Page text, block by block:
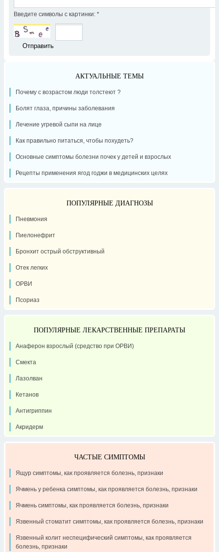
Введите символы с картинки: *
АКТУАЛЬНЫЕ ТЕМЫ
Почему с возрастом люди толстеют ?
Болят глаза, причины заболевания
Лечение угревой сыпи на лице
Как правильно питаться, чтобы похудеть?
Основные симптомы болезни почек у детей и взрослых
Рецепты применения ягод годжи в медицинских целях
ПОПУЛЯРНЫЕ ДИАГНОЗЫ
Пневмония
Пиелонефрит
Бронхит острый обструктивный
Отек легких
ОРВИ
Псориаз
ПОПУЛЯРНЫЕ ЛЕКАРСТВЕННЫЕ ПРЕПАРАТЫ
Анаферон взрослый (средство при ОРВИ)
Смекта
Лазолван
Кетанов
Антигриппин
Акридерм
ЧАСТЫЕ СИМПТОМЫ
Ящур симптомы, как проявляется болезнь, признаки
Ячмень у ребенка симптомы, как проявляется болезнь, признаки
Ячмень симптомы, как проявляется болезнь, признаки
Язвенный стоматит симптомы, как проявляется болезнь, признаки
Язвенный колит неспецифический симптомы, как проявляется
болезнь, признаки